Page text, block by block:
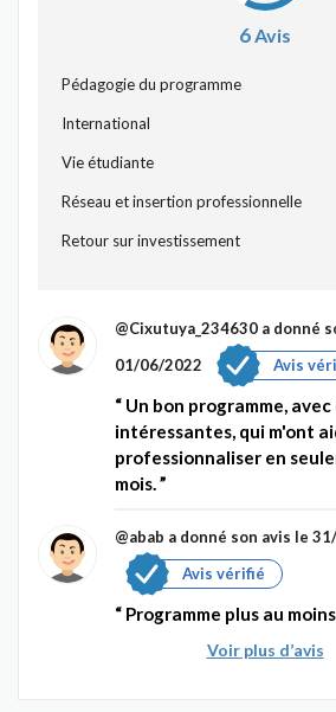
6Avis
Pédagogie du programme
International
Vie étudiante
Réseau et insertion professionnelle
Retour sur investissement
@Cixutuya_234630 a donné
01/06/2022
Avis
Un bon programme,
intéressantes, qui m'ont
professionnaliser en
mois.
@abab a donné son avis le
Avis vérifié
Programme plus au
Voir plus d’avis